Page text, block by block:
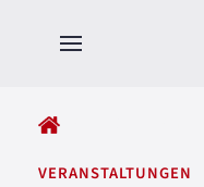
VERANSTALTUNGEN